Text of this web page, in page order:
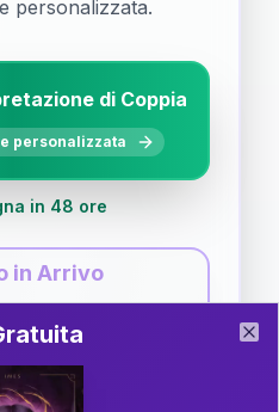
personalizzata.
di Coppia
personalizzata
in 48 ore
in Arrivo
di Coppia
Iscriviti alla newsletter
del Libro